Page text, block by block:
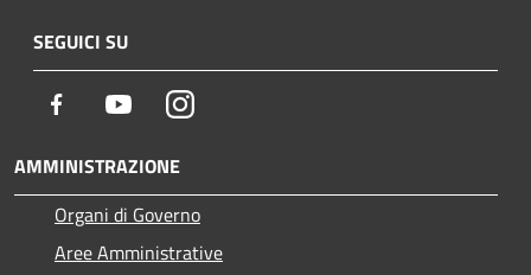
SEGUICI SU
Facebook YoutubeInstagram
AMMINISTRAZIONE
Organi di Governo
Aree Amministrative